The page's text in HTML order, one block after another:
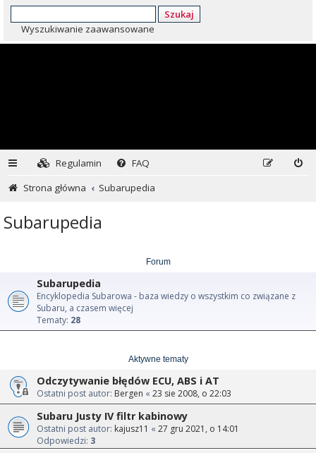
Szukaj
Wyszukiwanie zaawansowane
Regulamin
FAQ
Strona główna
Subarupedia
Subarupedia
Forum
Subarupedia
Encyklopedia Subarowa - baza wiedzy o wszystkim co związane z
Subaru, a czasem więcej
Tematy: 28
Aktywne tematy
Odczytywanie błędów ECU, ABS i AT
Ostatni post autor: Bergen « 23 sie 2008, o 22:03
Subaru Justy IV filtr kabinowy
Ostatni post autor: kajusz11 « 27 gru 2021, o 14:01
Odpowiedzi: 3